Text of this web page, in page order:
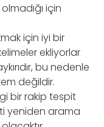
için
için iyi bir
ekliyorlar
bu nedenle
değildir.
bir rakip tespit
yeniden arama